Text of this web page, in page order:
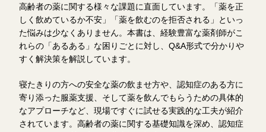
高齢者の薬に関する様々な課題に直面しています。「薬を正
しく飲めているか不安」「薬を飲むのを拒否される」といっ
た悩みは少なくありません。本書は、経験豊富な薬剤師がこ
れらの「あるある」な困りごとに対し、Q&A形式で分かりや
すく解決策を解説しています。
寝たきりの方への安全な薬の飲ませ方や、認知症のある方に
寄り添った服薬支援、そして薬を飲んでもらうための具体的
なアプローチなど、現場ですぐに試せる実践的な工夫が紹介
されています。高齢者の薬に関する基礎知識を深め、認知症